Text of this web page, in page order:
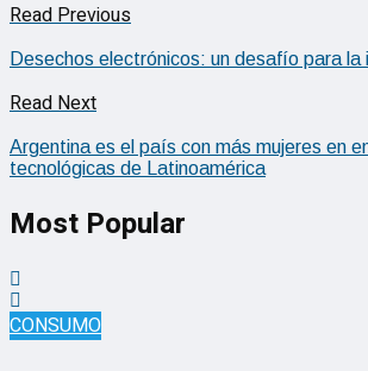
Read Previous
Desechos electrónicos: un desafío para la
Read Next
Argentina es el país con más mujeres en
tecnológicas de Latinoamérica
Most Popular
CONSUMO